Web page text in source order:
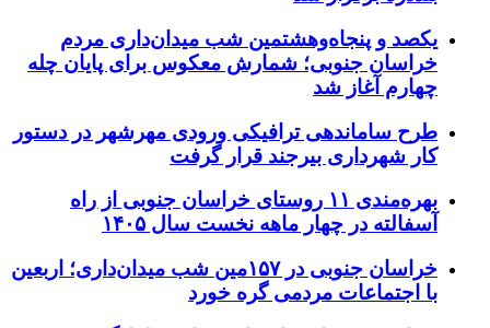
یکصد و پنجاه‌وهشتمین شب میدان‌داری مردم
خراسان جنوبی؛ شمارش معکوس برای پایان چله
چهارم آغاز شد
طرح ساماندهی ترافیکی ورودی مهرشهر در دستور
کار شهرداری بیرجند قرار گرفت
بهره‌مندی ۱۱ روستای خراسان جنوبی از راه
آسفالته در چهار ماهه نخست سال ۱۴۰۵
خراسان جنوبی در ۱۵۷مین شب میدان‌داری؛ اربعین
با اجتماعات مردمی گره خورد